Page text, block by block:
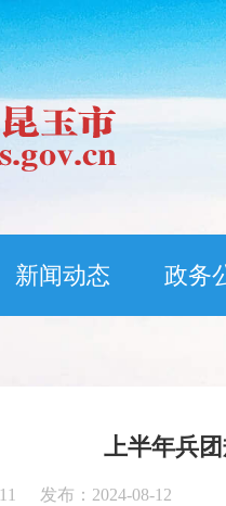
新闻动态 政务
上半年兵
发布：2024-08-12